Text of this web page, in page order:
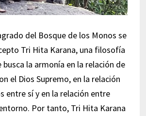
del Bosque de los Monos se
Tri Hita Karana, una filosofía
la armonía en la relación de
el Dios Supremo, en la relación
entre sí y en la relación entre
Por tanto, Tri Hita Karana